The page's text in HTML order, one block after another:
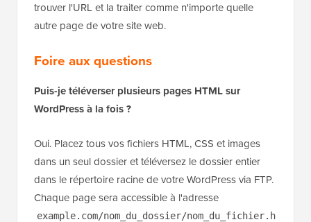
trouver l'URL et la traiter comme n'importe quelle
autre page de votre site web.
Foire aux questions
Puis-je téléverser plusieurs pages HTML sur
WordPress à la fois ?
Oui. Placez tous vos fichiers HTML, CSS et images
dans un seul dossier et téléversez le dossier entier
dans le répertoire racine de votre WordPress via FTP.
Chaque page sera accessible à l'adresse
example.com/nom_du_dossier/nom_du_fichier.h